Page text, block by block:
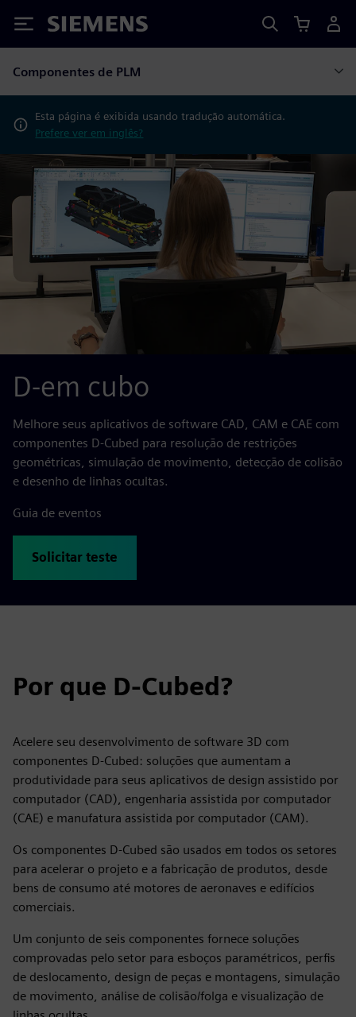
Siemens
Componentes de PLM
Esta página é exibida usando tradução automática.
Prefere ver em inglês?
D-em cubo
Melhore seus aplicativos de software CAD, CAM e CAE com
componentes D-Cubed para resolução de restrições
geométricas, simulação de movimento, detecção de colisão
e desenho de linhas ocultas.
Guia de eventos
Solicitar teste
Por que D-Cubed?
Acelere seu desenvolvimento de software 3D com
componentes D-Cubed: soluções que aumentam a
produtividade para seus aplicativos de design assistido por
computador (CAD), engenharia assistida por computador
(CAE) e manufatura assistida por computador (CAM).
Os componentes D-Cubed são usados em todos os setores
para acelerar o projeto e a fabricação de produtos, desde
bens de consumo até motores de aeronaves e edifícios
comerciais.
Um conjunto de seis componentes fornece soluções
comprovadas pelo setor para esboços paramétricos, perfis
de deslocamento, design de peças e montagens, simulação
de movimento, análise de colisão/folga e visualização de